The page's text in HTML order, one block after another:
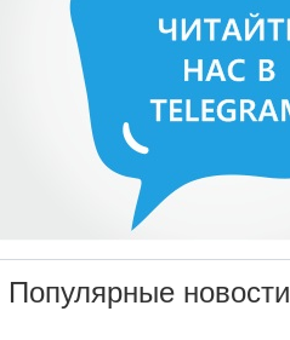
Популярные новости